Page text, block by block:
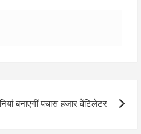
बनाएगीं पचास हजार वेंटिलेटर